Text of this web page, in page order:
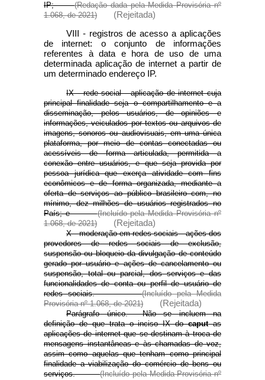
IP;(Redação dada pela Medida Provisória nº
1.068, de 2021)
(Rejeitada)
VIII - registros de acesso a aplicações
de internet: o conjunto de informações
referentes à data e hora de uso de uma
determinada aplicação de internet a partir de
um determinado endereço IP.
IX - rede social - aplicação de internet cuja
principal finalidade seja o compartilhamento e a
disseminação, pelos usuários, de opiniões e
informações, veiculados por textos ou arquivos de
imagens, sonoros ou audiovisuais, em uma única
plataforma, por meio de contas conectadas ou
acessíveis de forma articulada, permitida a
conexão entre usuários, e que seja provida por
pessoa jurídica que exerça atividade com fins
econômicos e de forma organizada, mediante a
oferta de serviços ao público brasileiro com, no
mínimo, dez milhões de usuários registrados no
País; e(Incluído pela Medida Provisória nº
1.068, de 2021)
(Rejeitada)
X - moderação em redes sociais - ações dos
provedores de redes sociais de exclusão,
suspensão ou bloqueio da divulgação de conteúdo
gerado por usuário e ações de cancelamento ou
suspensão, total ou parcial, dos serviços e das
funcionalidades de conta ou perfil de usuário de
redes sociais.(Incluído pela Medida
Provisória nº 1.068, de 2021)
(Rejeitada)
Parágrafo único. Não se incluem na
definição de que trata o inciso IX docaputas
aplicações de internet que se destinam à troca de
mensagens instantâneas e às chamadas de voz,
assim como aquelas que tenham como principal
finalidade a viabilização do comércio de bens ou
serviços.(Incluído pela Medida Provisória nº